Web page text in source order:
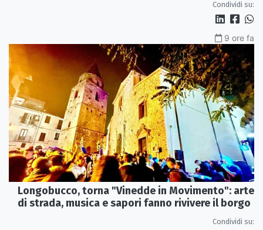
Condividi su:
9 ore fa
Longobucco, torna "Vinedde in Movimento": arte
di strada, musica e sapori fanno rivivere il borgo
Condividi su: